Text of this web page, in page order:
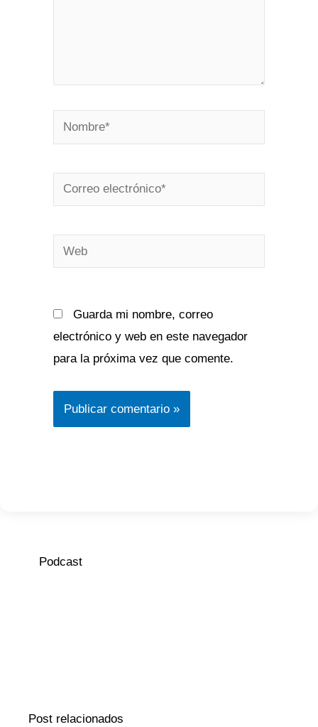
Nombre*
Correo
electrónico*
Web
Guarda mi nombre, correo
electrónico y web en este navegador
para la próxima vez que comente.
Podcast
Pódcast
Post relacionados